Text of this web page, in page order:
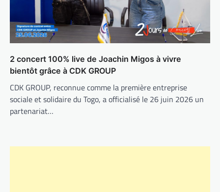
2 concert 100% live de Joachin Migos à vivre
bientôt grâce à CDK GROUP
CDK GROUP, reconnue comme la première entreprise
sociale et solidaire du Togo, a officialisé le 26 juin 2026 un
partenariat…